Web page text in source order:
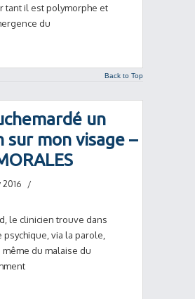
tant il est polymorphe et
du
Back to Top
un
sur mon visage –
2016
/
le clinicien trouve dans
via la parole,
même du malaise du